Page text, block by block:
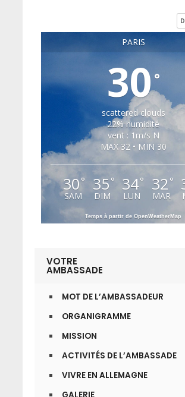
PARIS
30°
scattered clouds
22% humidité
vent : 1m/s N
MAX 32 • MIN 30
30°
SAM
35°
DIM
34°
LUN
32 °
MAR
Temps à partir de OpenWeatherMap
VOTRE
AMBASSADE
MOT DE L’AMBASSADEUR
ORGANIGRAMME
MISSION
ACTIVITÉS DE L’AMBASSADE
VIVRE EN ALLEMAGNE